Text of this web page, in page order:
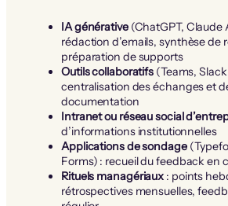
IA générative(ChatGPT, Claude
rédaction d’emails, synthèse de
préparation de supports
Outils collaboratifs (Teams,
centralisation des échanges et
documentation
Intranet ou réseau social
d’informations institutionnelles
Applications de sondage
Forms) : recueil du feedback en
Rituels managériaux : points
rétrospectives mensuelles,